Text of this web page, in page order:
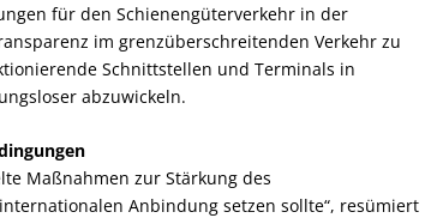
für den Schienengüterverkehr in der
im grenzüberschreitenden Verkehr zu
Schnittstellen und Terminals in
abzuwickeln.
Maßnahmen zur Stärkung des
Anbindung setzen sollte“, resümiert